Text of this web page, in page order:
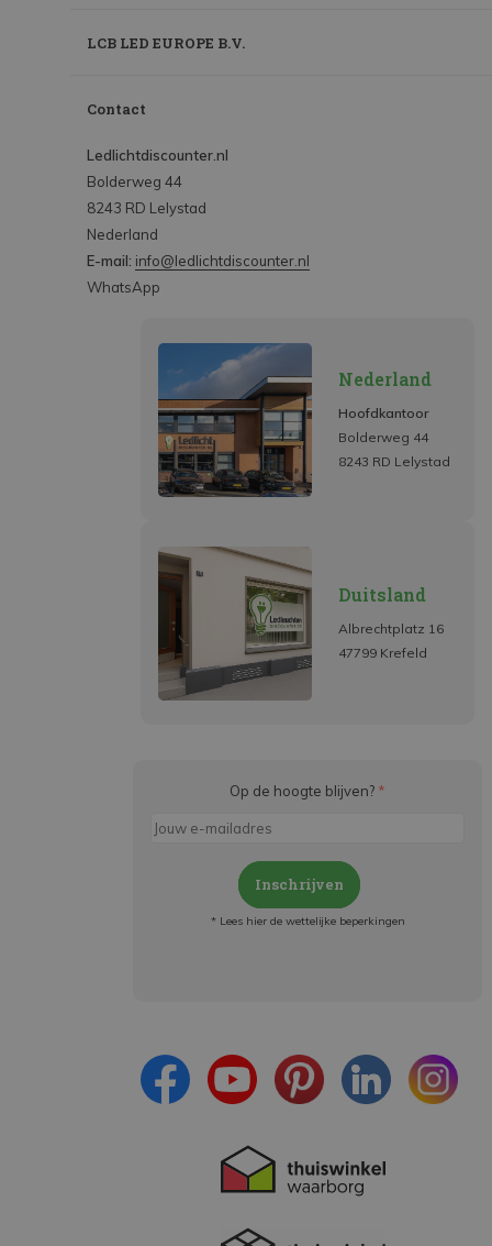
LCB LED EUROPE B.V.
Contact
Ledlichtdiscounter.nl
Bolderweg 44
8243 RD Lelystad
Nederland
E-mail: info@ledlichtdiscounter.nl
WhatsApp
Nederland
Hoofdkantoor
Bolderweg 44
8243 RD Lelystad
Duitsland
Albrechtplatz 16
47799 Krefeld
Op de hoogte blijven? *
Inschrijven
* Lees hier de wettelijke beperkingen